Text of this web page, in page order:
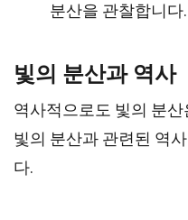
분산을 관찰합니다.
빛의 분산과 역사
역사적으로도 빛의 분
빛의 분산과 관련된 역
다.